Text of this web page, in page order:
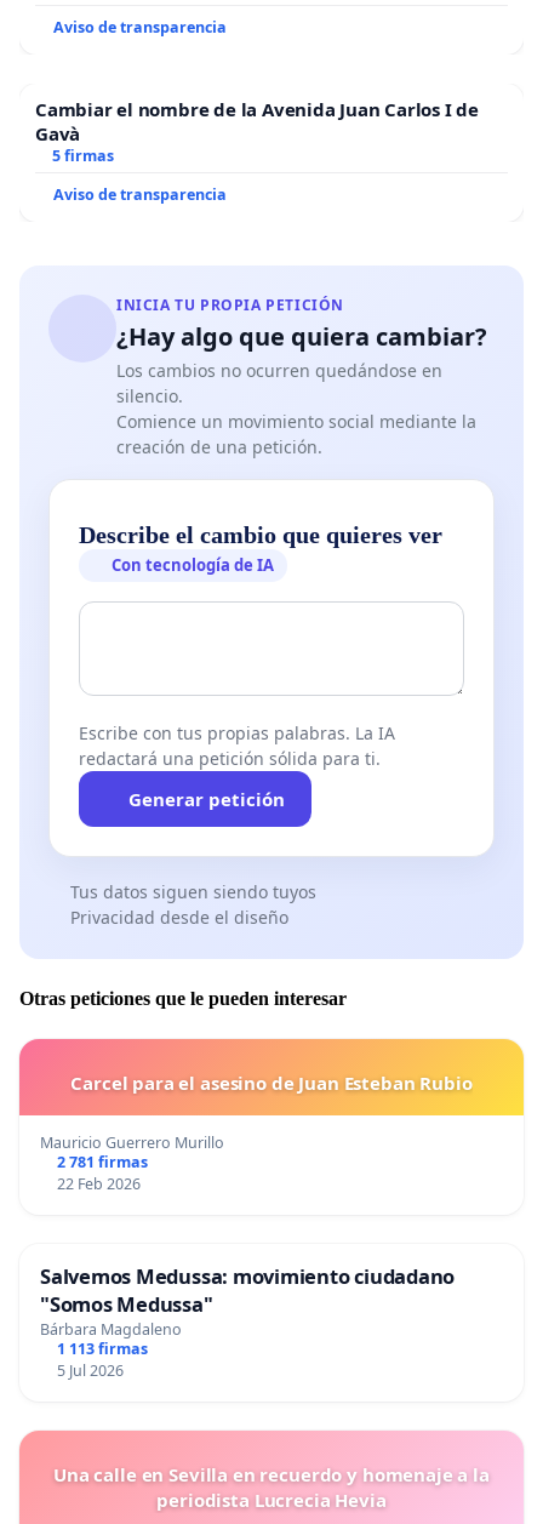
Aviso de transparencia
Cambiar el nombre de la Avenida Juan Carlos I de
Gavà
5 firmas
Aviso de transparencia
INICIA TU PROPIA PETICIÓN
¿Hay algo que quiera cambiar?
Los cambios no ocurren quedándose en
silencio.
Comience un movimiento social mediante la
creación de una petición.
Describe el cambio que quieres ver
Con tecnología de IA
Escribe con tus propias palabras. La IA
redactará una petición sólida para ti.
Generar petición
Tus datos siguen siendo tuyos
Privacidad desde el diseño
Otras peticiones que le pueden interesar
Carcel para el asesino de Juan Esteban Rubio
Mauricio Guerrero Murillo
2 781 firmas
22 Feb 2026
Salvemos Medussa: movimiento ciudadano
"Somos Medussa"
Bárbara Magdaleno
1 113 firmas
5 Jul 2026
Una calle en Sevilla en recuerdo y homenaje a la
periodista Lucrecia Hevia